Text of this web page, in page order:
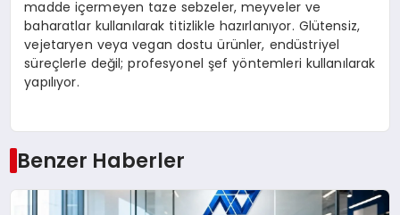
madde içermeyen taze sebzeler, meyveler ve
baharatlar kullanılarak titizlikle hazırlanıyor. Glütensiz,
vejetaryen veya vegan dostu ürünler, endüstriyel
süreçlerle değil; profesyonel şef yöntemleri kullanılarak
yapılıyor.
Benzer Haberler